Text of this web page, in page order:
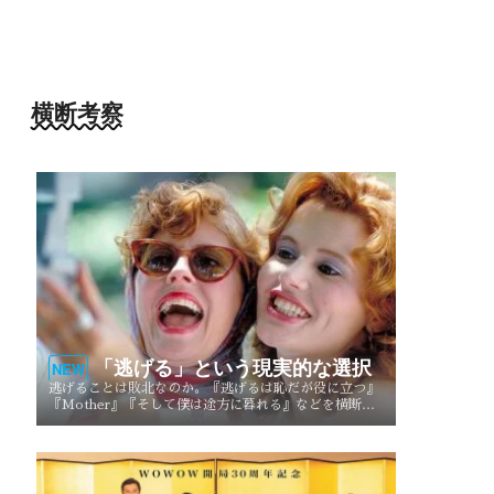
横断考察
NEW 「逃げる」という現実的な選択
逃げることは敗北なのか。『逃げるは恥だが役に立つ』
『Mother』『そして僕は途方に暮れる』などを横断